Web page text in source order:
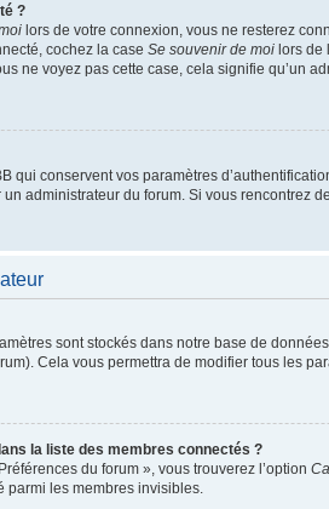
?
lors de votre connexion, vous ne resterez
cochez la case Se souvenir de moi lors de
ne voyez pas cette case, cela signifie qu’un
qui conservent vos paramètres
administrateur du forum. Si vous
sont stockés dans notre base de
Cela vous permettra de modifier tous les
la liste des membres connectés ?
du forum », vous trouverez l’option
parmi les membres invisibles.